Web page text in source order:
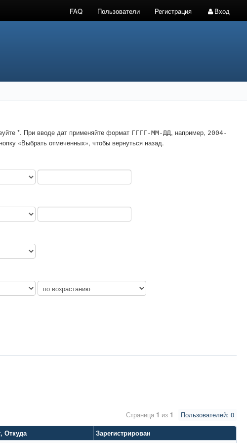
FAQ Пользователи Регистрация Вход
*. При вводе дат применяйте формат ГГГГ-ММ-ДД, например, 2004-
«Выбрать отмеченных», чтобы вернуться назад.
Пользователей: 0
Страница 1 из 1
, Откуда
Зарегистрирован